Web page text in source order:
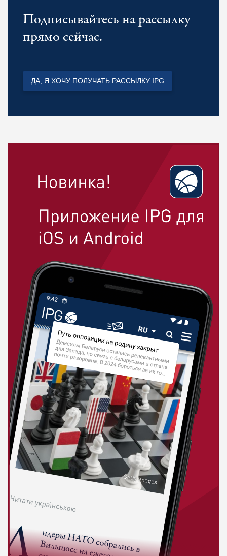
Подписывайтесь на рассылку
прямо сейчас.
ДА, Я ХОЧУ ПОЛУЧАТЬ РАССЫЛКУ IPG